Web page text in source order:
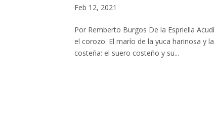
Feb 12, 2021
Por Remberto Burgos De la Espriella
el corozo. El marío de la yuca harinosa y
costeña: el suero costeño y su...